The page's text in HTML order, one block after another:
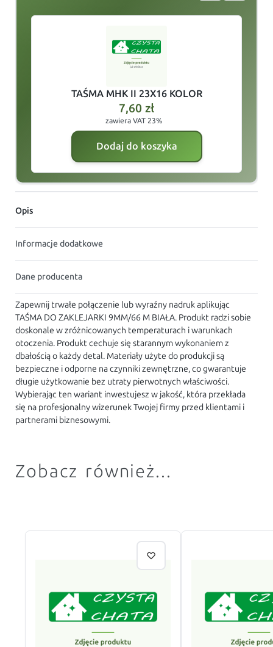
TAŚMA MHK II 23X16 KOLOR
7,60 zł
zawiera VAT 23%
Dodaj do koszyka
Opis
Informacje dodatkowe
Dane producenta
Zapewnij trwałe połączenie lub wyraźny nadruk aplikując
TAŚMA DO ZAKLEJARKI 9MM/66 M BIAŁA. Produkt radzi sobie
doskonale w zróżnicowanych temperaturach i warunkach
otoczenia. Produkt cechuje się starannym wykonaniem z
dbałością o każdy detal. Materiały użyte do produkcji są
bezpieczne i odporne na czynniki zewnętrzne, co gwarantuje
długie użytkowanie bez utraty pierwotnych właściwości.
Wybierając ten wariant inwestujesz w jakość, która przekłada
się na profesjonalny wizerunek Twojej firmy przed klientami i
partnerami biznesowymi.
Zobacz również...